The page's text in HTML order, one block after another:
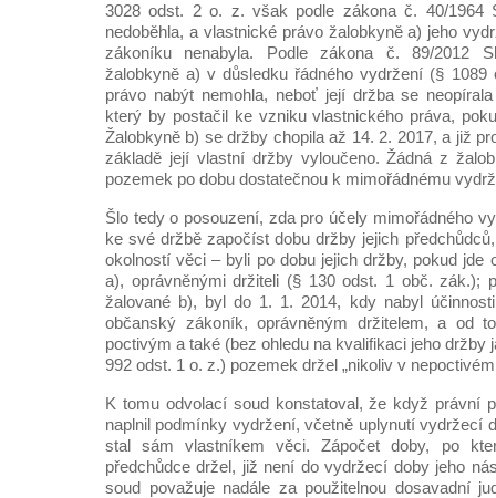
3028 odst. 2 o. z. však podle zákona č. 40/1964
nedoběhla, a vlastnické právo žalobkyně a) jeho
zákoníku nenabyla. Podle zákona č. 89/2012
žalobkyně a) v důsledku řádného vydržení (§
právo nabýt nemohla, neboť její držba se
který by postačil ke vzniku vlastnického práva,
Žalobkyně b) se držby chopila až 14. 2. 2017, a již
základě její vlastní držby vyloučeno. Žádná z
pozemek po dobu dostatečnou k mimořádnému
Šlo tedy o posouzení, zda pro účely mimořádného
ke své držbě započíst dobu držby jejich
okolností věci – byli po dobu jejich držby, pokud jde
a), oprávněnými držiteli (§ 130 odst. 1 obč. zák.);
žalované b), byl do 1. 1. 2014, kdy nabyl
občanský zákoník, oprávněným držitelem, a od
poctivým a také (bez ohledu na kvalifikaci jeho držby
992 odst. 1 o. z.) pozemek držel „nikoliv v
K tomu odvolací soud konstatoval, že když právní
naplnil podmínky vydržení, včetně uplynutí vydržecí
stal sám vlastníkem věci. Zápočet doby, po
předchůdce držel, již není do vydržecí doby jeho
soud považuje nadále za použitelnou dosavadní